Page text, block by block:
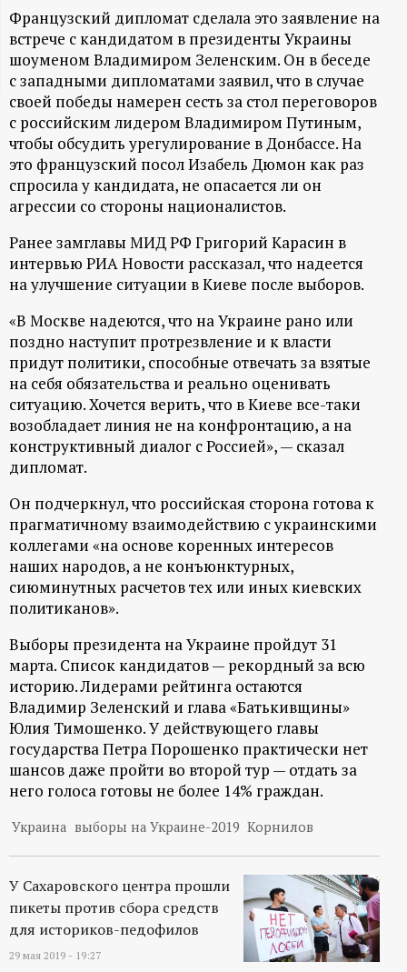
м
а
ц
и
о
н
н
ы
й
п
о
р
т
а
л
Французский дипломат сделала это заявление на
встрече с кандидатом в президенты Украины
шоуменом Владимиром Зеленским. Он в беседе
с западными дипломатами заявил, что в случае
своей победы намерен сесть за стол переговоров
с российским лидером Владимиром Путиным,
чтобы обсудить урегулирование в Донбассе. На
это французский посол Изабель Дюмон как раз
спросила у кандидата, не опасается ли он
агрессии со стороны националистов.
Ранее замглавы МИД РФ Григорий Карасин в
интервью РИА Новости рассказал, что надеется
на улучшение ситуации в Киеве после выборов.
«В Москве надеются, что на Украине рано или
поздно наступит протрезвление и к власти
придут политики, способные отвечать за взятые
на себя обязательства и реально оценивать
ситуацию. Хочется верить, что в Киеве все-таки
возобладает линия не на конфронтацию, а на
конструктивный диалог с Россией», — сказал
дипломат.
Он подчеркнул, что российская сторона готова к
прагматичному взаимодействию с украинскими
коллегами «на основе коренных интересов
наших народов, а не конъюнктурных,
сиюминутных расчетов тех или иных киевских
политиканов».
Выборы президента на Украине пройдут 31
марта. Список кандидатов — рекордный за всю
историю. Лидерами рейтинга остаются
Владимир Зеленский и глава «Батькивщины»
Юлия Тимошенко. У действующего главы
государства Петра Порошенко практически нет
шансов даже пройти во второй тур — отдать за
него голоса готовы не более 14% граждан.
Украина выборы на Украине-2019 Корнилов
У Сахаровского центра прошли
пикеты против сбора средств
для историков-педофилов
29 мая 2019 - 19:27